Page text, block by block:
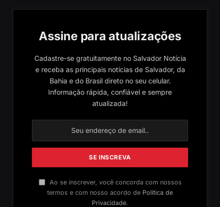
Assine para atualizações
Cadastre-se gratuitamente no Salvador Notícia
e receba as principais notícias de Salvador, da
Bahia e do Brasil direto no seu celular.
Informação rápida, confiável e sempre
atualizada!
Ao se inscrever, você concorda com nossos
termos e com nosso acordo de Política de
Privacidade.